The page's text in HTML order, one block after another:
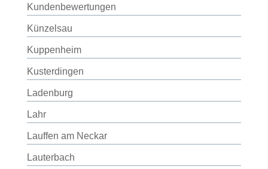
Kundenbewertungen
Künzelsau
Kuppenheim
Kusterdingen
Ladenburg
Lahr
Lauffen am Neckar
Lauterbach